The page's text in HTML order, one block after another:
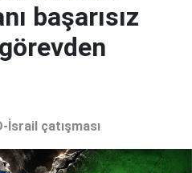
başarısız
İsrail çatışması